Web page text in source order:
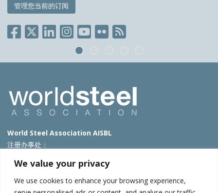
We value your privacy
We use cookies to enhance your browsing experience,
管理您当前的订阅
World Steel Association AISBL
注册办事处：
T: +32 2 702 89 00 – E:steel@worldsteel.org